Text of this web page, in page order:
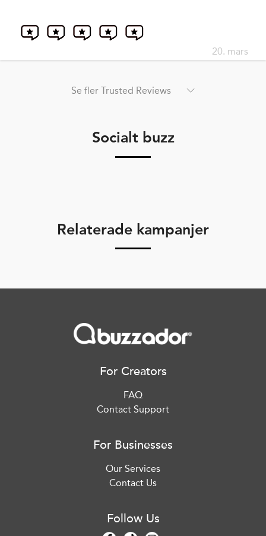
20. mars
Se fler Trusted Reviews
Socialt buzz
Relaterade kampanjer
For Creators
FAQ
Contact Support
For Businesses
Our Services
Contact Us
Follow Us